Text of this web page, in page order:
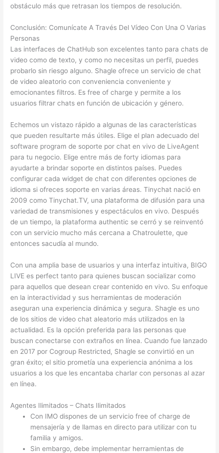
obstáculo más que retrasan los tiempos de resolución.
Conclusión: Comunícate A Través Del Vídeo Con Una O Varias
Personas
Las interfaces de ChatHub son excelentes tanto para chats de
video como de texto, y como no necesitas un perfil, puedes
probarlo sin riesgo alguno. Shagle ofrece un servicio de chat
de video aleatorio con conveniencia conveniente y
emocionantes filtros. Es free of charge y permite a los
usuarios filtrar chats en función de ubicación y género.
Echemos un vistazo rápido a algunas de las características
que pueden resultarte más útiles. Elige el plan adecuado del
software program de soporte por chat en vivo de LiveAgent
para tu negocio. Elige entre más de forty idiomas para
ayudarte a brindar soporte en distintos países. Puedes
configurar cada widget de chat con diferentes opciones de
idioma si ofreces soporte en varias áreas. Tinychat nació en
2009 como Tinychat.TV, una plataforma de difusión para una
variedad de transmisiones y espectáculos en vivo. Después
de un tiempo, la plataforma authentic se cerró y se reinventó
con un servicio mucho más cercana a Chatroulette, que
entonces sacudía al mundo.
Con una amplia base de usuarios y una interfaz intuitiva, BIGO
LIVE es perfect tanto para quienes buscan socializar como
para aquellos que desean crear contenido en vivo. Su enfoque
en la interactividad y sus herramientas de moderación
aseguran una experiencia dinámica y segura. Shagle es uno
de los sitios de video chat aleatorio más utilizados en la
actualidad. Es la opción preferida para las personas que
buscan conectarse con extraños en línea. Cuando fue lanzado
en 2017 por Cogroup Restricted, Shagle se convirtió en un
gran éxito; el sitio prometía una experiencia anónima a los
usuarios a los que les encantaba charlar con personas al azar
en línea.
Agentes Ilimitados – Chats Ilimitados
Con IMO dispones de un servicio free of charge de
mensajería y de llamas en directo para utilizar con tu
familia y amigos.
Sin embargo, debe implementar herramientas de